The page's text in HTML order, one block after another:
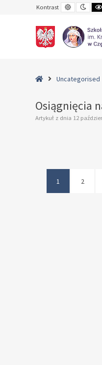
Kontrast
Default
contrast
HomeUncategorised
Osiągnięcia
Artykuł z dnia 12
1 2